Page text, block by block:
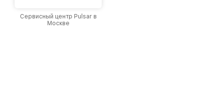
Сервисный центр Pulsar в
Москве